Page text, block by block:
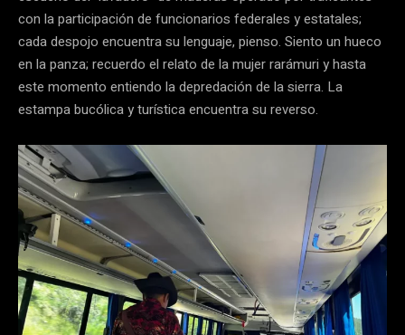
con la participación de funcionarios federales y estatales;
cada despojo encuentra su lenguaje, pienso. Siento un hueco
en la panza; recuerdo el relato de la mujer rarámuri y hasta
este momento entiendo la depredación de la sierra. La
estampa bucólica y turística encuentra su reverso.